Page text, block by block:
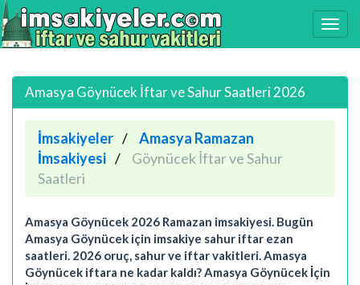
Amasya Göynücek İftar ve Sahur Saatleri 2026
İmsakiyeler
Amasya Ramazan
İmsakiyesi
Göynücek İftar ve Sahur
Saatleri
Amasya Göynücek 2026 Ramazan imsakiyesi. Bugün
Amasya Göynücek için imsakiye sahur iftar ezan
saatleri. 2026 oruç, sahur ve iftar vakitleri. Amasya
Göynücek iftara ne kadar kaldı? Amasya Göynücek İçin